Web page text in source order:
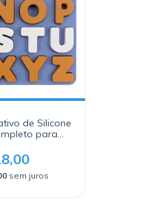
de Silicone
para
sem juros